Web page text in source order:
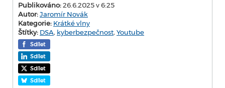
Publikováno:26.6.2025 v 6:25
Autor:Jaromír Novák
Kategorie: Krátké vlny
Štítky: DSA, kyberbezpečnost, Youtube
Sdílet
Sdílet
Sdílet
Sdílet